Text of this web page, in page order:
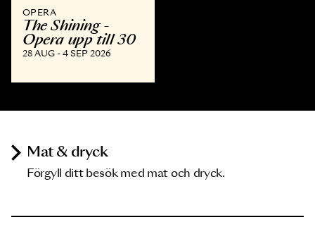
OPERA
The Shining -
Opera upp till 30
28 AUG - 4 SEP 2026
Mat & dryck
Förgyll ditt besök med mat och dryck.